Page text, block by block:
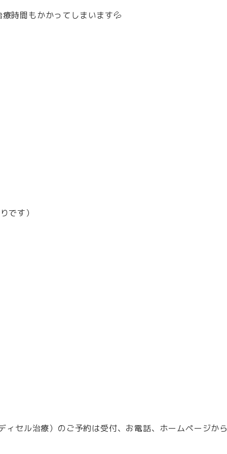
時間もかかってしまいます💦
です）
セル治療）のご予約は受付、お電話、ホームページから